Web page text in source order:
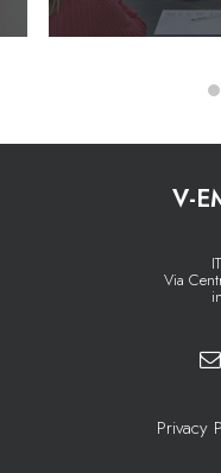
V-
Via
Privacy